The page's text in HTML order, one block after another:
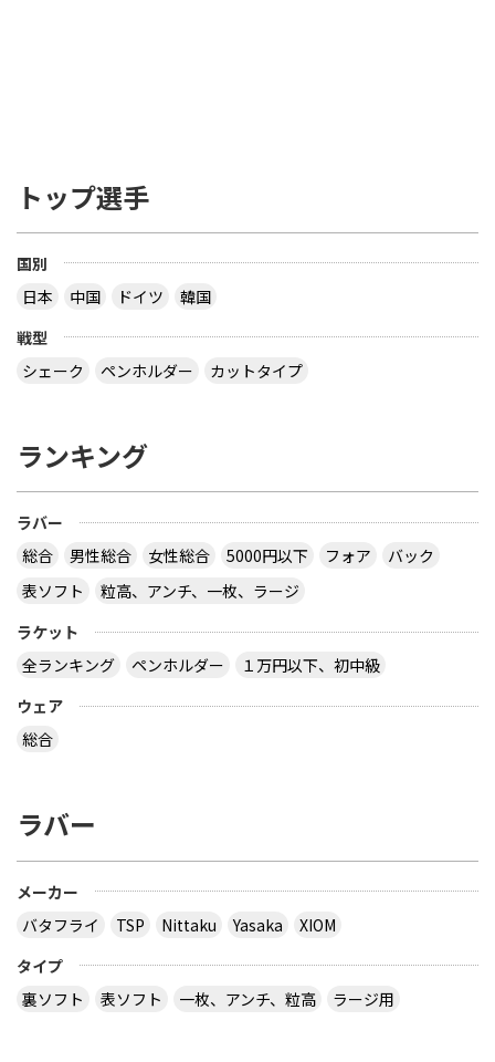
トップ選手
国別
日本
中国 ドイツ
韓国
戦型
シェーク
ペンホルダー カットタイプ
ランキング
ラバー
総合
男性総合 女性総合 5000円以下 フォア
バック
表ソフト
粒高、アンチ、一枚、ラージ
ラケット
全ランキング
ペンホルダー
１万円以下、初中級
ウェア
総合
ラバー
メーカー
バタフライ
TSP Nittaku Yasaka
XIOM
タイプ
裏ソフト
表ソフト 一枚、アンチ、粒高 ラージ用